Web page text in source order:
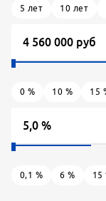
0 % 10 % 15
5 лет 10 лет
0,1 % 6 % 15